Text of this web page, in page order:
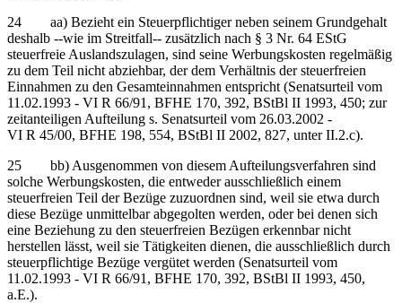
24 aa) Bezieht ein Steuerpflichtiger neben seinem Grundgehalt
deshalb ‑‑wie im Streitfall‑‑ zusätzlich nach § 3 Nr. 64 EStG
steuerfreie Auslandszulagen, sind seine Werbungskosten regelmäßig
zu dem Teil nicht abziehbar, der dem Verhältnis der steuerfreien
Einnahmen zu den Gesamteinnahmen entspricht (Senatsurteil vom
11.02.1993 - VI R 66/91, BFHE 170, 392, BStBl II 1993, 450; zur
zeitanteiligen Aufteilung s. Senatsurteil vom 26.03.2002 -
VI R 45/00, BFHE 198, 554, BStBl II 2002, 827, unter II.2.c).
25 bb) Ausgenommen von diesem Aufteilungsverfahren sind
solche Werbungskosten, die entweder ausschließlich einem
steuerfreien Teil der Bezüge zuzuordnen sind, weil sie etwa durch
diese Bezüge unmittelbar abgegolten werden, oder bei denen sich
eine Beziehung zu den steuerfreien Bezügen erkennbar nicht
herstellen lässt, weil sie Tätigkeiten dienen, die ausschließlich durch
steuerpflichtige Bezüge vergütet werden (Senatsurteil vom
11.02.1993 - VI R 66/91, BFHE 170, 392, BStBl II 1993, 450,
a.E.).